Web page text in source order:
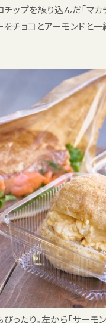
チップを練り込んだ「マ
をチョコとアーモンドと
ったり。左から「サーモ